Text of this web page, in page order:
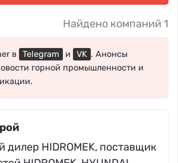
Найдено компаний 1
в Telegram и VK . Анонсы
горной промышленности и
HIDROMEK, поставщик